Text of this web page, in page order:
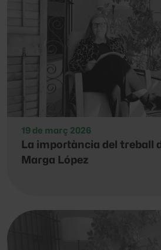
19 de març 2026
La importància del treball
Marga López